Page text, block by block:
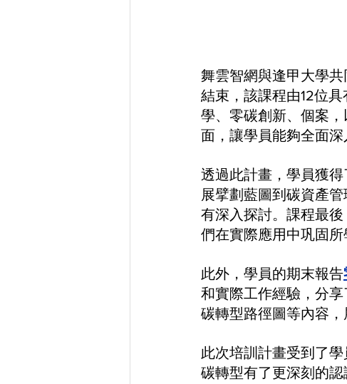
舞雲智網與逢甲大學
結束，該課程由12位
學、零碳創新、個案
面，讓學員能夠全面深
透過此計畫，學員獲
展擘劃藍圖到碳資產
有深入探討。課程最
們在實際應用中巩固所
此外，學員的期末報告
和實際工作經驗，分
碳轉型路徑圖等內容，
此次培訓計畫受到了
碳轉型有了更深刻的